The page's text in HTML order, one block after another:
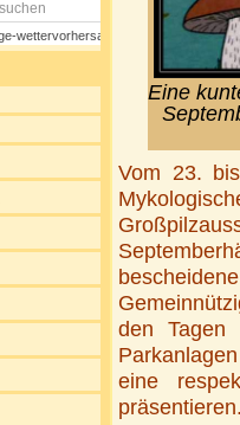
Eine
Vom 23.
den Tagen
eine